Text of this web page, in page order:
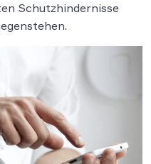
Schutzhindernisse